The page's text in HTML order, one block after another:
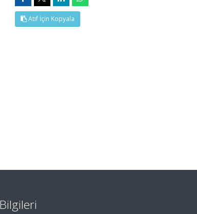
Atıf İçin Kopyala